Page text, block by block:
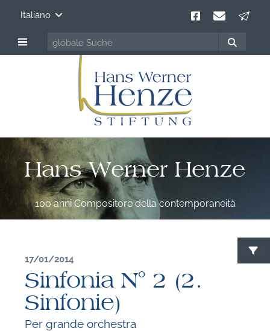
Italiano
Hans Werner Henze
100 anni Compositore della contemporaneità
17/01/2014
Sinfonia N° 2 (2.
Sinfonie)
Per grande orchestra